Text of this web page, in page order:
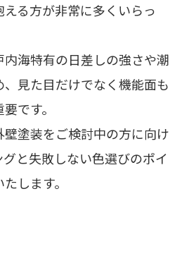
る方が非常に多くいらっ
海特有の日差しの強さや潮
見た目だけでなく機能面も
です。
塗装をご検討中の方に向け
と失敗しない色選びのポイ
します。